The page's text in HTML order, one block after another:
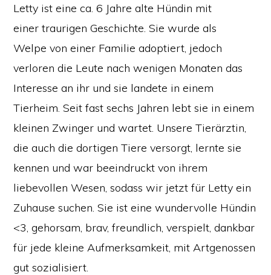
Letty ist eine ca. 6 Jahre alte Hündin mit
einer traurigen Geschichte. Sie wurde als
Welpe von einer Familie adoptiert, jedoch
verloren die Leute nach wenigen Monaten das
Interesse an ihr und sie landete in einem
Tierheim. Seit fast sechs Jahren lebt sie in einem
kleinen Zwinger und wartet. Unsere Tierärztin,
die auch die dortigen Tiere versorgt, lernte sie
kennen und war beeindruckt von ihrem
liebevollen Wesen, sodass wir jetzt für Letty ein
Zuhause suchen. Sie ist eine wundervolle Hündin
<3, gehorsam, brav, freundlich, verspielt, dankbar
für jede kleine Aufmerksamkeit, mit Artgenossen
gut sozialisiert.